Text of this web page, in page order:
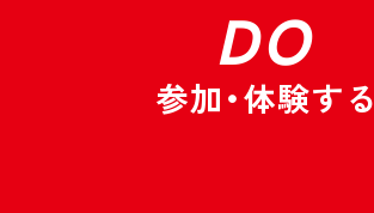
DO
参加・体験する